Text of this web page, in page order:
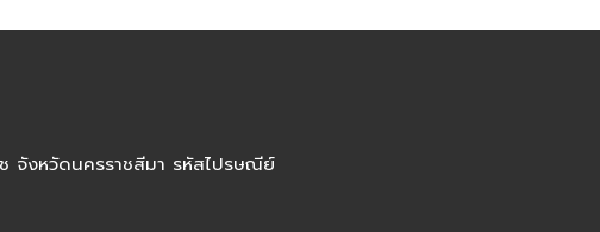
จังหวัดนครราชสีมา รหัสไปรษณีย์